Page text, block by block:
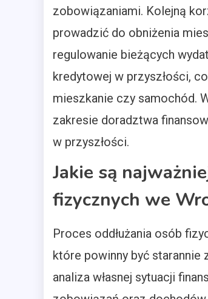
zobowiązaniami. Kolejną
prowadzić do obniżenia
regulowanie bieżących
kredytowej w przyszłości,
mieszkanie czy samochód.
zakresie doradztwa
w przyszłości.
Jakie są
fizycznych we
Proces oddłużania osób
które powinny być starannie
analiza własnej sytuacji